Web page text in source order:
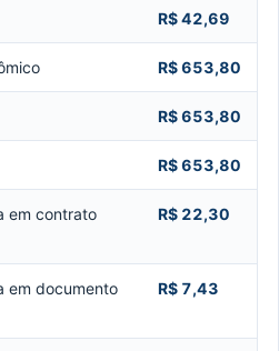
R$ 42,69
R$ 653,80
R$ 653,80
R$ 653,80
em contrato
R$ 22,30
em documento
R$ 7,43